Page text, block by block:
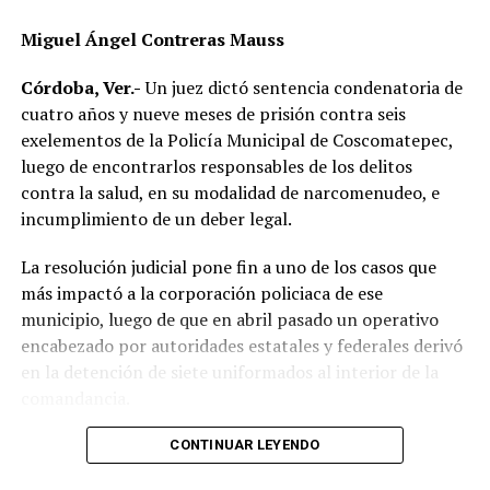
conocimiento del accidente, realizar el peritaje
correspondiente y deslindar responsabilidades.
Las autoridades no descartaron que las condiciones del
clima hayan influido en el percance, ya que durante la
tarde se registraron lluvias que dejaron el pavimento
mojado y con menor adherencia.
parte de las investigaciones para determinar la
mecánica del accidente y establecer si existió
responsabilidad por parte de alguno de los conductores.
Las autoridades exhortaron a los automovilistas y
límites de velocidad y aumentar la distancia de
seguridad entre vehículos, especialmente durante la
Miguel Ángel Contreras Mauss
Córdoba, Ver.-Un juez dictó sentencia condenatoria de
cuatro años y nueve meses de prisión contra seis
exelementos de la Policía Municipal de Coscomatepec,
luego de encontrarlos responsables de los delitos
contra la salud, en su modalidad de narcomenudeo, e
incumplimiento de un deber legal.
La resolución judicial pone fin a uno de los casos que
más impactó a la corporación policiaca de ese
municipio, luego de que en abril pasado un operativo
encabezado por autoridades estatales y federales derivó
en la detención de siete uniformados al interior de la
La intervención se realizó el 10 de abril mediante un
CONTINUAR LEYENDO